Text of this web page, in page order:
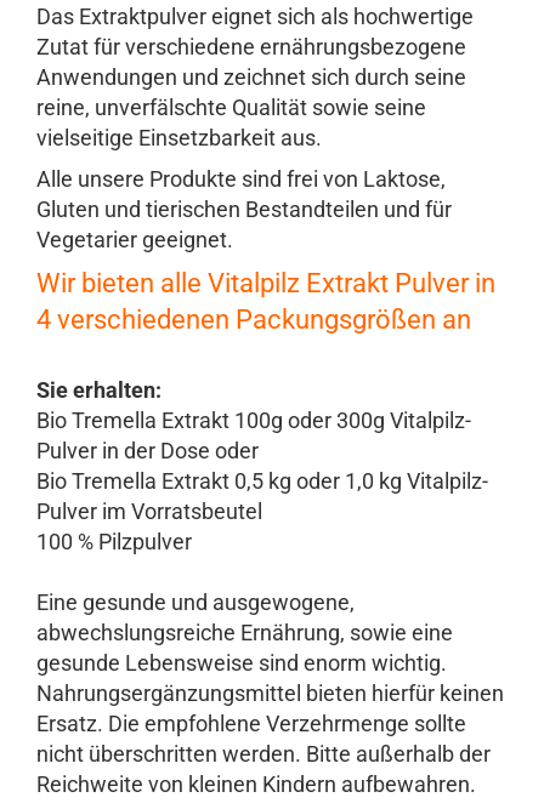
Das Extraktpulver eignet sich als hochwertige
Zutat für verschiedene ernährungsbezogene
Anwendungen und zeichnet sich durch seine
reine, unverfälschte Qualität sowie seine
vielseitige Einsetzbarkeit aus.
Alle unsere Produkte sind frei von Laktose,
Gluten und tierischen Bestandteilen und für
Vegetarier geeignet.
Wir bieten alle Vitalpilz Extrakt Pulver in
4 verschiedenen Packungsgrößen an
Sie erhalten:
Bio Tremella Extrakt 100g oder 300g Vitalpilz-
Pulver in der Dose oder
Bio Tremella Extrakt 0,5 kg oder 1,0 kg Vitalpilz-
Pulver im Vorratsbeutel
100 % Pilzpulver
Eine gesunde und ausgewogene,
abwechslungsreiche Ernährung, sowie eine
gesunde Lebensweise sind enorm wichtig.
Nahrungsergänzungsmittel bieten hierfür keinen
Ersatz. Die empfohlene Verzehrmenge sollte
nicht überschritten werden. Bitte außerhalb der
Reichweite von kleinen Kindern aufbewahren.